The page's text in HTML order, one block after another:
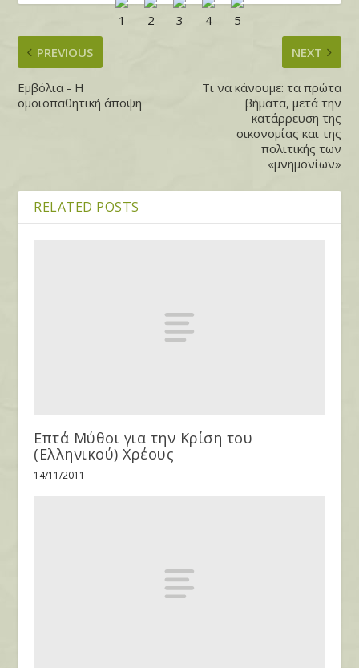
PREVIOUS
Εμβόλια - Η
ομοιοπαθητική άποψη
NEXT
Τι να κάνουμε: τα πρώτα
βήματα, μετά την
κατάρρευση της
οικονομίας και της
πολιτικής των
«μνημονίων»
RELATED POSTS
Επτά Μύθοι για την Κρίση του
(Ελληνικού) Χρέους
14/11/2011